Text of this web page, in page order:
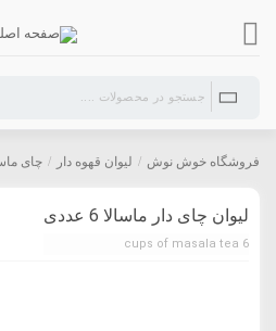
فروشگاه خوش نوش / لیوان قهوه دار / چای
لیوان چای دار ماسالا 6 عددی
6 cups of masala tea